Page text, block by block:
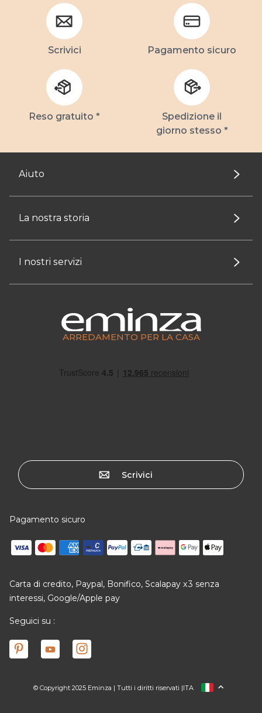
Scrivici Pagamento sicuro
Reso gratuito *
Spedizione il
giorno stesso *
Aiuto
La nostra storia
I nostri servizi
ARREDAMENTO PER LA CASA
Scrivici
Pagamento sicuro
Carta di credito, Paypal, Bonifico, Scalapay x3 senza
interessi, Google/Apple pay
Seguici su :
© Copyright 2025 Eminza | Tutti i diritti riservati |
FRANCIAITA